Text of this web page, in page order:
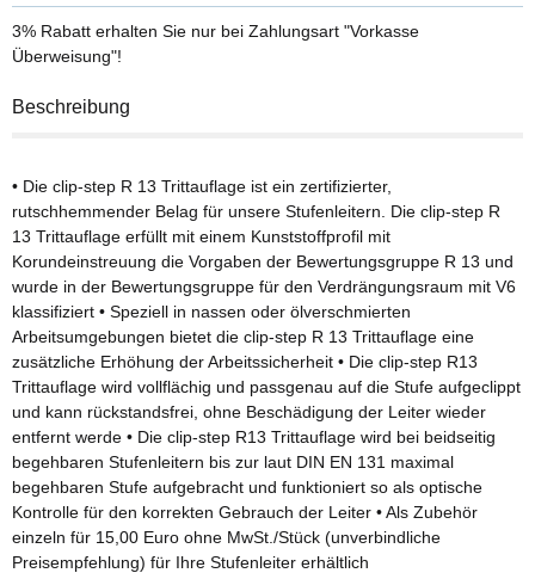
3% Rabatt erhalten Sie nur bei Zahlungsart "Vorkasse
Überweisung"!
Beschreibung
• Die clip-step R 13 Trittauflage ist ein zertifizierter,
rutschhemmender Belag für unsere Stufenleitern. Die clip-step R
13 Trittauflage erfüllt mit einem Kunststoffprofil mit
Korundeinstreuung die Vorgaben der Bewertungsgruppe R 13 und
wurde in der Bewertungsgruppe für den Verdrängungsraum mit V6
klassifiziert • Speziell in nassen oder ölverschmierten
Arbeitsumgebungen bietet die clip-step R 13 Trittauflage eine
zusätzliche Erhöhung der Arbeitssicherheit • Die clip-step R13
Trittauflage wird vollflächig und passgenau auf die Stufe aufgeclippt
und kann rückstandsfrei, ohne Beschädigung der Leiter wieder
entfernt werde • Die clip-step R13 Trittauflage wird bei beidseitig
begehbaren Stufenleitern bis zur laut DIN EN 131 maximal
begehbaren Stufe aufgebracht und funktioniert so als optische
Kontrolle für den korrekten Gebrauch der Leiter • Als Zubehör
einzeln für 15,00 Euro ohne MwSt./Stück (unverbindliche
Preisempfehlung) für Ihre Stufenleiter erhältlich